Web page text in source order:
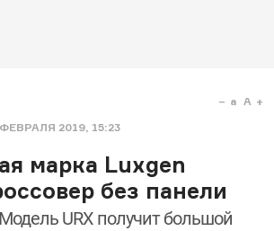
2019, 15:23
a A
марка Luxgen
без панели
Модель URX получит большой